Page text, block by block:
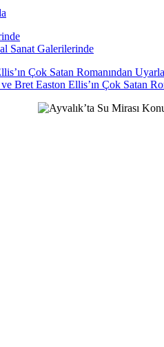
Sanat Galerilerinde
ve Bret Easton Ellis’ın Çok Satan